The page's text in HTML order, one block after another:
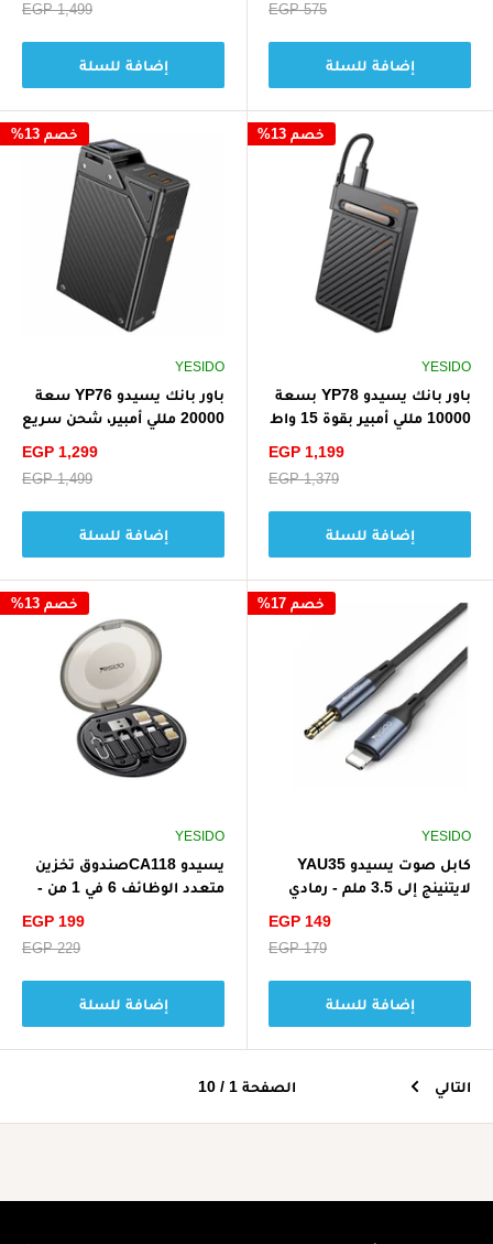
سعر
EGP 575
إضافة للسلة
سعر
EGP 1,499
إضافة للسلة
خصم 13%
YESIDO
باور بانك يسيدو YP78 بسعة
10000 مللي أمبير بقوة 15 واط
سعر
EGP 1,199
سعر
EGP 1,379
إضافة للسلة
خصم 13%
YESIDO
باور بانك يسيدو YP76 سعة
20000 مللي أمبير، شحن سريع
سعر
EGP 1,299
سعر
EGP 1,499
إضافة للسلة
خصم 17%
YESIDO
كابل صوت يسيدو YAU35
لايتنينج إلى 3.5 ملم - رمادي
سعر
EGP 149
سعر
EGP 179
إضافة للسلة
خصم 13%
YESIDO
يسيدو CA118صندوق تخزين
متعدد الوظائف 6 في 1 من -
سعر
EGP 199
سعر
EGP 229
إضافة للسلة
الصفحة 1 / 10 التالي